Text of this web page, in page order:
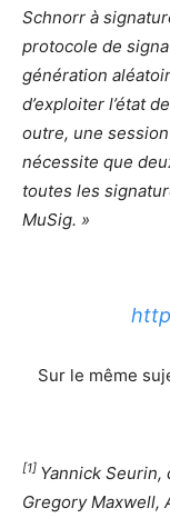
Schnorr à
protocole de
génération
d’exploiter l’état
outre, une
nécessite que
toutes les
MuSig. »
Sur le même
[1] Yannick Seurin,
Gregory Maxwell,